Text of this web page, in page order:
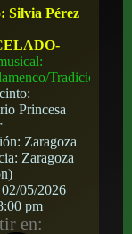
Silvia Pérez
Tradicional
Princesa
Zaragoza
Zaragoza
02/05/2026
pm
en: